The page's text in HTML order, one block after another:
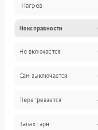
Нагрев
Неисправности
Не включается
Сам выключается
Перегревается
Запах гари